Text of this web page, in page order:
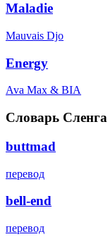
Maladie
Mauvais Djo
Energy
Ava Max & BIA
Словарь Сленга
buttmad
перевод
bell-end
перевод